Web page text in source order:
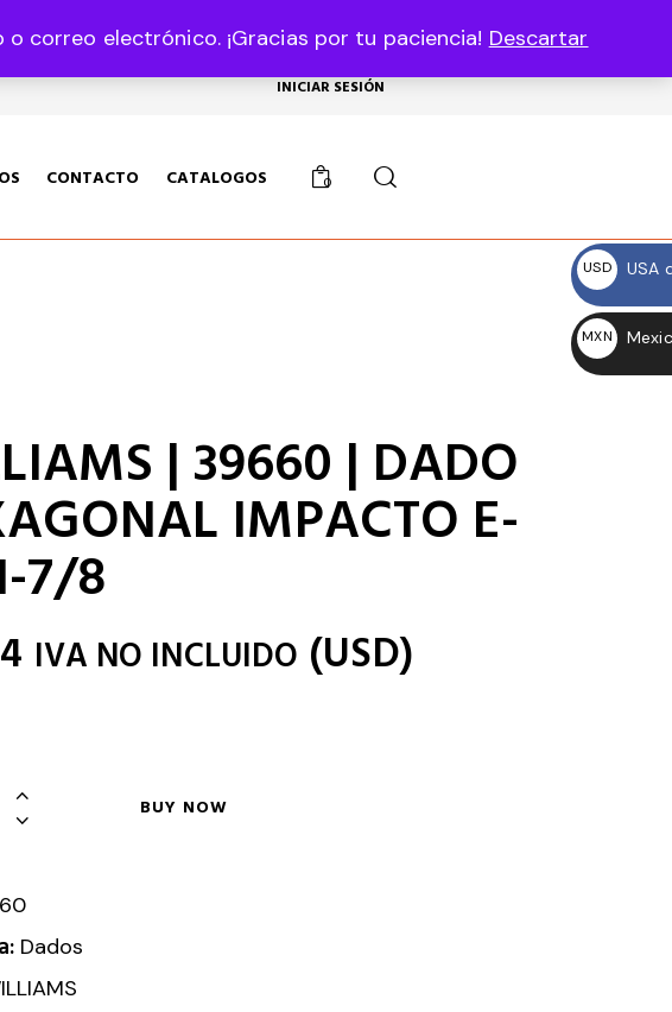
correo electrónico. ¡Gracias por tu paciencia! Descartar
USD, $
INICIAR SESIÓN
CONTACTO CATALOGOS 0
| 39660 | DADO
IMPACTO E-
7/8
IVA NO INCLUIDO (USD)
BUY NOW
Dados
USD
USA
MXN